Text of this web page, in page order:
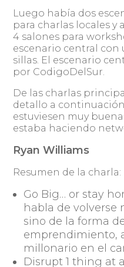
Luego había dos
para charlas locales
4 salones para
escenario central con
sillas. El escenario
por CodigoDelSur.
De las charlas
detallo a
estuviesen muy
estaba haciendo
Ryan Williams
Resumen de la charla:
Go Big… or stay
habla de volverse
sino de la forma
emprendimiento,
millonario en el
Disrupt 1 thing at